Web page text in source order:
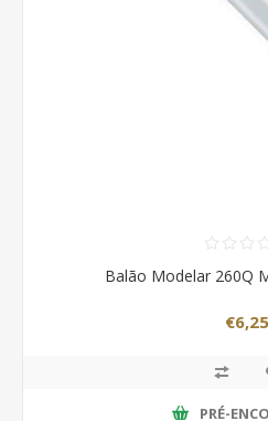
Balão Modelar 260Q
€6,25
PRÉ-